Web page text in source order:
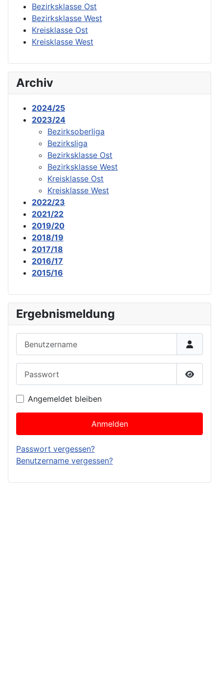
Bezirksklasse Ost
Bezirksklasse West
Kreisklasse Ost
Kreisklasse West
Archiv
2024/25
2023/24
Bezirksoberliga
Bezirksliga
Bezirksklasse Ost
Bezirksklasse West
Kreisklasse Ost
Kreisklasse West
2022/23
2021/22
2019/20
2018/19
2017/18
2016/17
2015/16
Ergebnismeldung
Angemeldet bleiben
Anmelden
Passwort vergessen?
Benutzername vergessen?